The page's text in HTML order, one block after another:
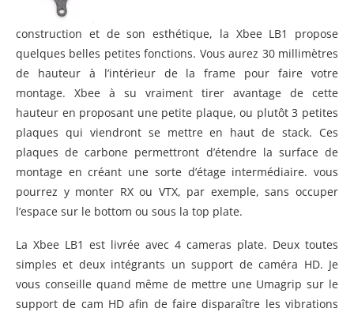
construction et de son esthétique, la Xbee LB1 propose
quelques belles petites fonctions. Vous aurez 30 millimètres
de hauteur à l’intérieur de la frame pour faire votre
montage. Xbee à su vraiment tirer avantage de cette
hauteur en proposant une petite plaque, ou plutôt 3 petites
plaques qui viendront se mettre en haut de stack. Ces
plaques de carbone permettront d’étendre la surface de
montage en créant une sorte d’étage intermédiaire. vous
pourrez y monter RX ou VTX, par exemple, sans occuper
l’espace sur le bottom ou sous la top plate.
La Xbee LB1 est livrée avec 4 cameras plate. Deux toutes
simples et deux intégrants un support de caméra HD. Je
vous conseille quand même de mettre une Umagrip sur le
support de cam HD afin de faire disparaître les vibrations